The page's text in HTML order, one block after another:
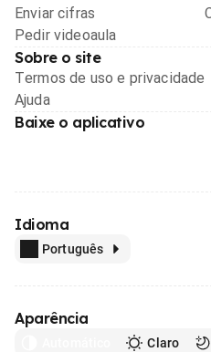
Enviar cifras
Pedir videoaula
Sobre o site
Termos de uso e privacidade
Ajuda
Baixe o aplicativo
Idioma
Português
Aparência
Claro